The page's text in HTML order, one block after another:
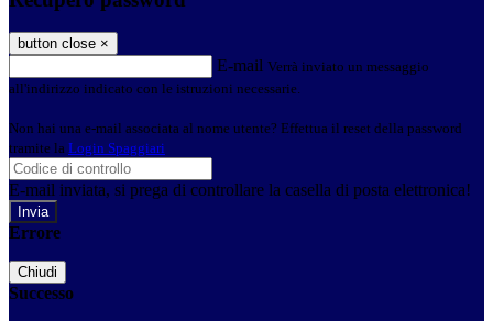
button close ×
E-mail Verrà inviato un messaggio
all'indirizzo indicato con le istruzioni necessarie.
Non hai una e-mail associata al nome utente? Effettua il reset della password
tramite la Login Spaggiari
E-mail inviata, si prega di controllare la casella di posta elettronica!
Errore
Chiudi
Successo